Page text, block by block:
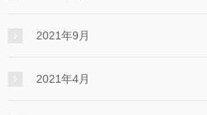
2021年9月
2021年4月